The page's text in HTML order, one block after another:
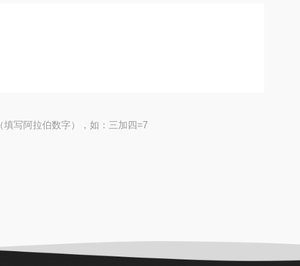
填写阿拉伯数字），如：三加四=7